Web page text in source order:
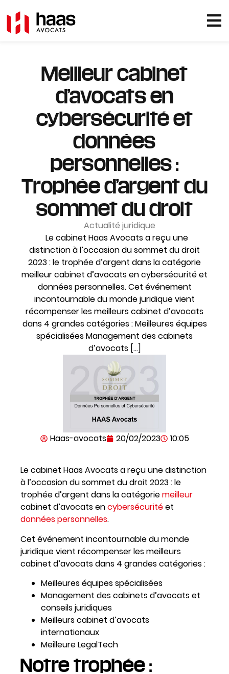
Meilleur cabinet
d’avocats en
cybersécurité et
données
personnelles :
Trophée d’argent du
sommet du droit
Actualité juridique
Le cabinet Haas Avocats a reçu une
distinction à l’occasion du sommet du droit
2023 : le trophée d’argent dans la catégorie
meilleur cabinet d’avocats en cybersécurité et
données personnelles. Cet événement
incontournable du monde juridique vient
récompenser les meilleurs cabinet d’avocats
dans 4 grandes catégories : Meilleures équipes
spécialisées Management des cabinets
d’avocats […]
Haas-avocats 20/02/2023 10:05
Le cabinet Haas Avocats a reçu une distinction
à l’occasion du sommet du droit 2023 : le
trophée d’argent dans la catégoriemeilleur
cabinet d’avocats encybersécuritéet
données personnelles.
Cet événement incontournable du monde
juridique vient récompenser les meilleurs
cabinet d’avocats dans 4 grandes catégories :
Meilleures équipes spécialisées
Management des cabinets d’avocats et
conseils juridiques
Meilleurs cabinet d’avocats
internationaux
Meilleure LegalTech
Notre trophée :